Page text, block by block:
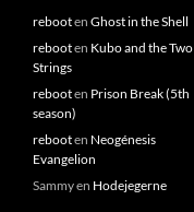
rebooten Ghost in the Shell
rebooten Kubo and the Two
Strings
rebooten Prison Break (5th
season)
rebooten Neogénesis
Evangelion
Sammyen Hodejegerne